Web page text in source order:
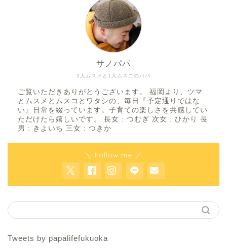
3人ムスメと1人ムスコのパパ
サノパパ
ご覧いただきありがとうございます。 福岡より、ツマ
とムスメとムスコとワタシの、毎日『予定通りではな
い』日常を綴っています。子育ての楽しさを共感してい
ただけたら嬉しいです。 長女 : つむぎ 次女 : ひかり 長
男 : きよいち 三女 : つきか
＼ Follow me ／
Tweets by papalifefukuoka